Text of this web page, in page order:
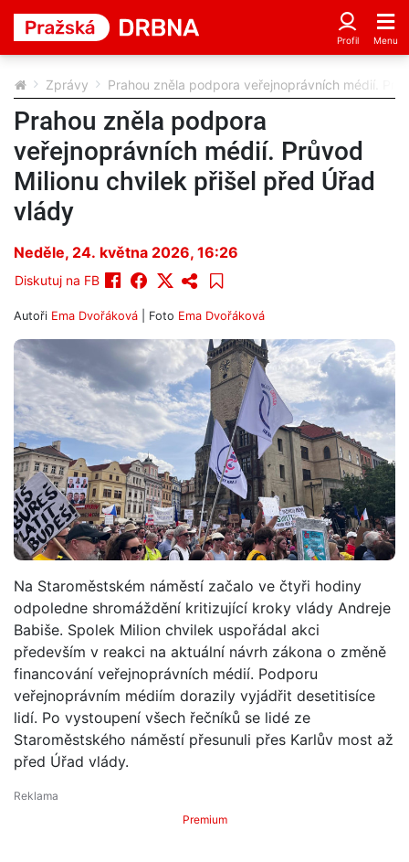
Zprávy Prahou zněla podpora veřejnoprávních médií.
Prahou zněla podpora
veřejnoprávních médií. Průvod
Milionu chvilek přišel před Úřad
vlády
Neděle, 24. května 2026, 16:26
Diskutuj na FB
Autoři Ema Dvořáková | Foto Ema Dvořáková
Na Staroměstském náměstí začalo ve čtyři hodiny
odpoledne shromáždění kritizující kroky vlády Andreje
Babiše. Spolek Milion chvilek uspořádal akci
především v reakci na aktuální návrh zákona o změně
financování veřejnoprávních médií. Podporu
veřejnoprávním médiím dorazily vyjádřit desetitisíce
lidí. Po vystoupení všech řečníků se lidé ze
Staroměstského náměstí přesunuli přes Karlův most až
před Úřad vlády.
Premium